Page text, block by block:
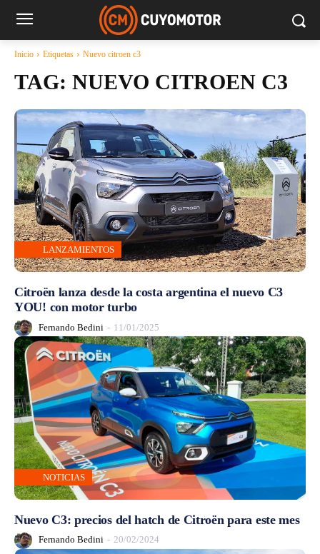
Inicio Etiquetas Nuevo citroen c3
TAG: NUEVO CITROEN C3
LANZAMIENTOS
Citroën lanza desde la costa argentina el nuevo C3
YOU! con motor turbo
Fernando Bedini - 11/01/2025
NOTICIAS
Nuevo C3: precios del hatch de Citroën para este mes
Fernando Bedini - 20/02/2024